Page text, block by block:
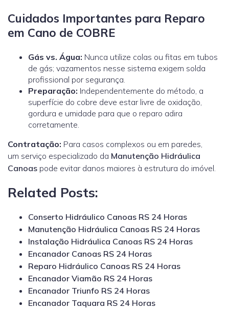
Cuidados Importantes para Reparo
em Cano de COBRE
Gás vs. Água: Nunca utilize colas ou fitas em tubos
de gás; vazamentos nesse sistema exigem solda
profissional por segurança.
Preparação: Independentemente do método, a
superfície do cobre deve estar livre de oxidação,
gordura e umidade para que o reparo adira
corretamente.
Contratação: Para casos complexos ou em paredes,
um serviço especializado da Manutenção Hidráulica
Canoas pode evitar danos maiores à estrutura do imóvel.
Related Posts:
Conserto Hidráulico Canoas RS 24 Horas
Manutenção Hidráulica Canoas RS 24 Horas
Instalação Hidráulica Canoas RS 24 Horas
Encanador Canoas RS 24 Horas
Reparo Hidráulico Canoas RS 24 Horas
Encanador Viamão RS 24 Horas
Encanador Triunfo RS 24 Horas
Encanador Taquara RS 24 Horas